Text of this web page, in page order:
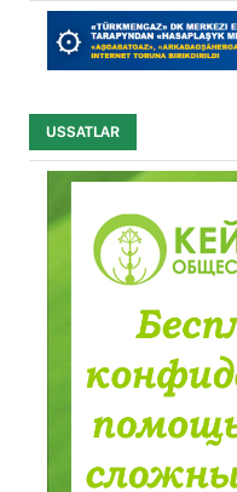
USSATLAR